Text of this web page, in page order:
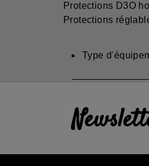
Protections D3O
Protections
Type